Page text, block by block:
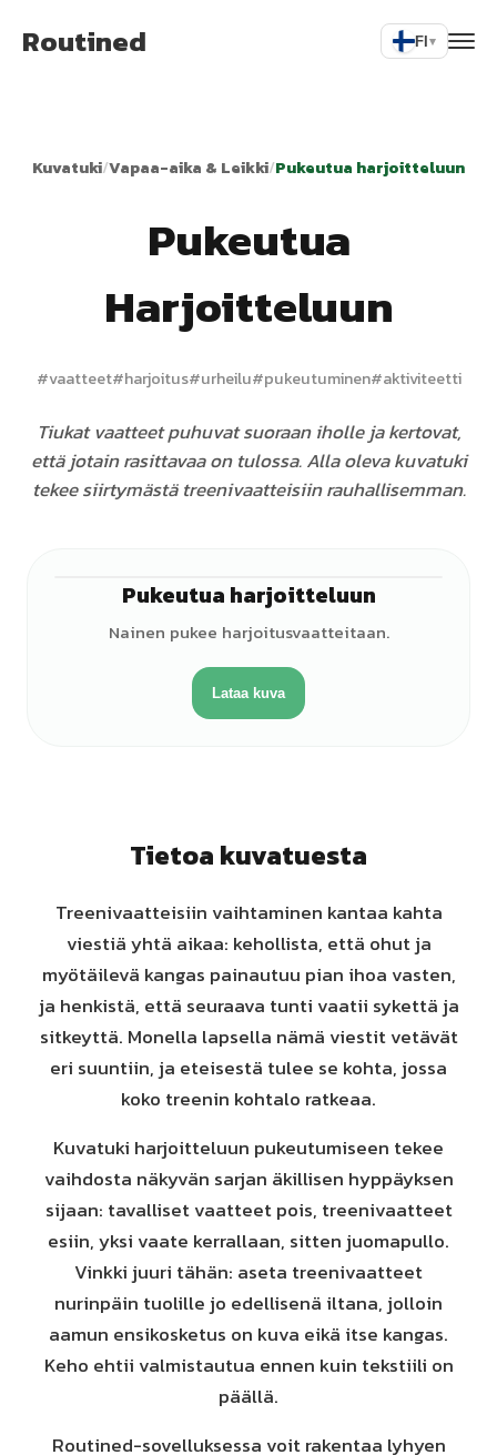
Routined FI▾
Kuvatuki/Vapaa-aika & Leikki/Pukeutua harjoitteluun
Pukeutua
Harjoitteluun
#vaatteet#harjoitus#urheilu#pukeutuminen#aktiviteetti
Tiukat vaatteet puhuvat suoraan iholle ja kertovat,
että jotain rasittavaa on tulossa. Alla oleva kuvatuki
tekee siirtymästä treenivaatteisiin rauhallisemman.
Pukeutua harjoitteluun
Nainen pukee harjoitusvaatteitaan.
Lataa kuva
Tietoa kuvatuesta
Treenivaatteisiin vaihtaminen kantaa kahta
viestiä yhtä aikaa: kehollista, että ohut ja
myötäilevä kangas painautuu pian ihoa vasten,
ja henkistä, että seuraava tunti vaatii sykettä ja
sitkeyttä. Monella lapsella nämä viestit vetävät
eri suuntiin, ja eteisestä tulee se kohta, jossa
koko treenin kohtalo ratkeaa.
Kuvatuki harjoitteluun pukeutumiseen tekee
vaihdosta näkyvän sarjan äkillisen hyppäyksen
sijaan: tavalliset vaatteet pois, treenivaatteet
esiin, yksi vaate kerrallaan, sitten juomapullo.
Vinkki juuri tähän: aseta treenivaatteet
nurinpäin tuolille jo edellisenä iltana, jolloin
aamun ensikosketus on kuva eikä itse kangas.
Keho ehtii valmistautua ennen kuin tekstiili on
päällä.
Routined-sovelluksessa voit rakentaa lyhyen